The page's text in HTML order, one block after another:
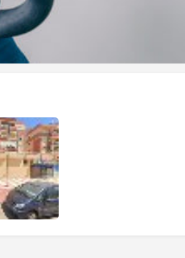
Reclamar Publicación